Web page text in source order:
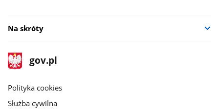
Na skróty
stopka
gov.pl
Strona
gov.pl
gov.pl
Polityka cookies
Służba cywilna